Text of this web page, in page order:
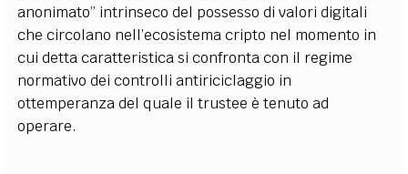
anonimato” intrinseco del possesso di valori digitali
che circolano nell’ecosistema cripto nel momento in
cui detta caratteristica si confronta con il regime
normativo dei controlli antiriciclaggio in
ottemperanza del quale il trustee è tenuto ad
operare.